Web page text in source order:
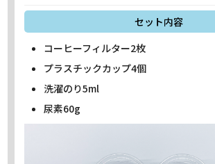
セット内容
コーヒーフィルター2枚
プラスチックカップ4個
洗濯のり5ml
尿素60g